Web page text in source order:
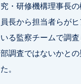
究・研修機構理事長
員長から担当者らが
いる監察チームで調
部調査ではないかと
た。